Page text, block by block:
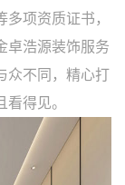
项资质证书，
卓浩源装饰服务
众不同，精心打
得见。